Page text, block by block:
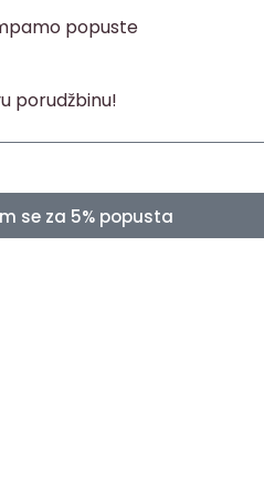
porudžbinu!
se za 5% popusta